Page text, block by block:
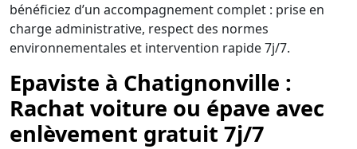
bénéficiez d’un accompagnement complet : prise en
charge administrative, respect des normes
environnementales et intervention rapide 7j/7.
Epaviste à Chatignonville :
Rachat voiture ou épave avec
enlèvement gratuit 7j/7